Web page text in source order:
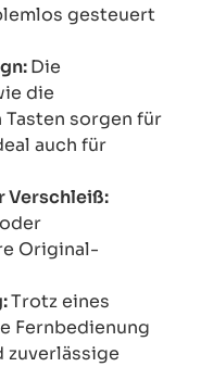
gesteuert
Die
die
sorgen für
auch für
Verschleiß:
Original-
Trotz eines
Fernbedienung
zuverlässige